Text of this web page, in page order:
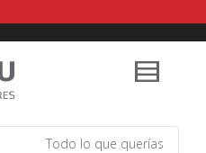
looking for new
that cost
me all the
our legacy.
Todo lo que querías